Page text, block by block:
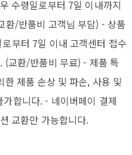
수령일로부터 7일 이내까지
환/반품비 고객님 부담) - 상품
부터 7일 이내 고객센터 접수
(교환/반품비 무료) - 제품 특
제품 손상 및 파손, 사용 및
합니다. - 네이버페이 결제
교환만 가능합니다.